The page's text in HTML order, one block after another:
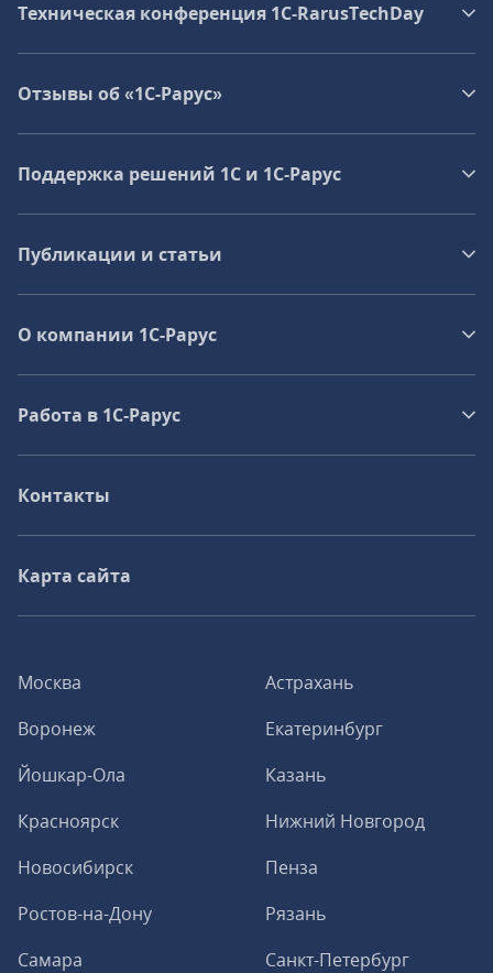
Москва
Астрахань
Воронеж
Екатеринбург
Йошкар-Ола
Казань
Красноярск
Нижний Новгород
Новосибирск
Пенза
Ростов-на-Дону
Рязань
Самара
Санкт-Петербург
Техническая конференция 1C‑RarusTechDay
Отзывы об «1С-Рарус»
Поддержка решений 1С и 1С‑Рарус
Публикации и статьи
О компании 1C-Рарус
Работа в 1С‑Рарус
Контакты
Карта сайта